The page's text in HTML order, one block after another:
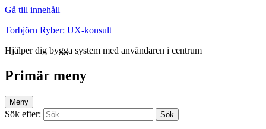
Gå till innehåll
Torbjörn Ryber: UX-konsult
Hjälper dig bygga system med användaren i centrum
Primär meny
Meny
Sök efter: